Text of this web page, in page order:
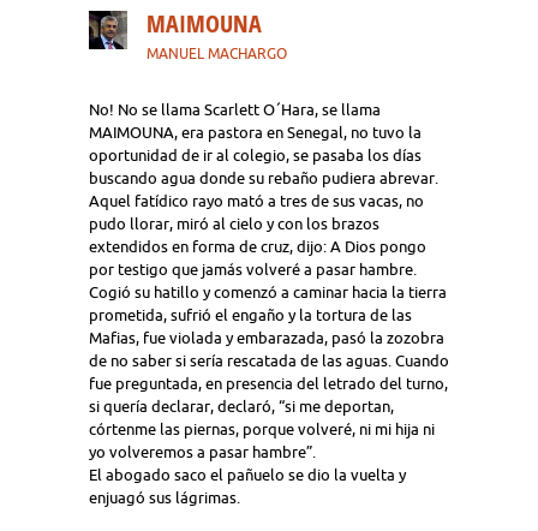
MAIMOUNA
MANUEL MACHARGO
No! No se llama Scarlett O´Hara, se llama
MAIMOUNA, era pastora en Senegal, no tuvo la
oportunidad de ir al colegio, se pasaba los días
buscando agua donde su rebaño pudiera abrevar.
Aquel fatídico rayo mató a tres de sus vacas, no
pudo llorar, miró al cielo y con los brazos
extendidos en forma de cruz, dijo: A Dios pongo
por testigo que jamás volveré a pasar hambre.
Cogió su hatillo y comenzó a caminar hacia la tierra
prometida, sufrió el engaño y la tortura de las
Mafias, fue violada y embarazada, pasó la zozobra
de no saber si sería rescatada de las aguas. Cuando
fue preguntada, en presencia del letrado del turno,
si quería declarar, declaró, “si me deportan,
córtenme las piernas, porque volveré, ni mi hija ni
yo volveremos a pasar hambre”.
El abogado saco el pañuelo se dio la vuelta y
enjuagó sus lágrimas.